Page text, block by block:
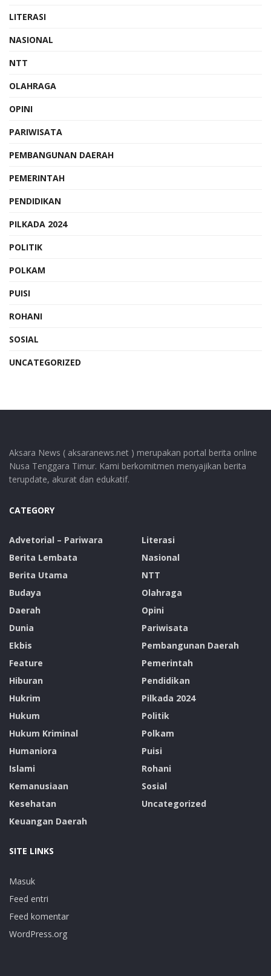
LITERASI
NASIONAL
NTT
OLAHRAGA
OPINI
PARIWISATA
PEMBANGUNAN DAERAH
PEMERINTAH
PENDIDIKAN
PILKADA 2024
POLITIK
POLKAM
PUISI
ROHANI
SOSIAL
UNCATEGORIZED
Aksara News ( aksaranews.net ) merupakan portal berita online
Nusa Tenggara Timur. Kami berkomitmen menyajikan berita
terupdate, akurat dan edukatif.
CATEGORY
Advetorial – Pariwara
Berita Lembata
Berita Utama
Budaya
Daerah
Dunia
Ekbis
Feature
Hiburan
Hukrim
Hukum
Hukum Kriminal
Humaniora
Islami
Kemanusiaan
Kesehatan
Keuangan Daerah
Literasi
Nasional
NTT
Olahraga
Opini
Pariwisata
Pembangunan Daerah
Pemerintah
Pendidikan
Pilkada 2024
Politik
Polkam
Puisi
Rohani
Sosial
Uncategorized
SITE LINKS
Masuk
Feed entri
Feed komentar
WordPress.org